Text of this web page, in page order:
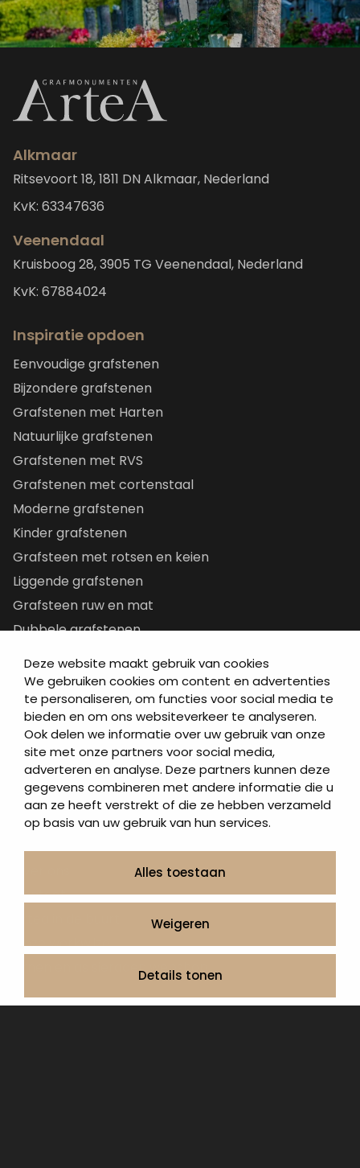
Deze website maakt gebruik van cookies
We gebruiken cookies om content en advertenties
te personaliseren, om functies voor social media te
bieden en om ons websiteverkeer te analyseren.
Ook delen we informatie over uw gebruik van onze
site met onze partners voor social media,
adverteren en analyse. Deze partners kunnen deze
gegevens combineren met andere informatie die u
aan ze heeft verstrekt of die ze hebben verzameld
op basis van uw gebruik van hun services.
Alles toestaan
Weigeren
Details tonen
Alkmaar
Ritsevoort 18, 1811 DN Alkmaar, Nederland
KvK: 63347636
Veenendaal
Kruisboog 28, 3905 TG Veenendaal, Nederland
KvK: 67884024
Inspiratie opdoen
Eenvoudige grafstenen
Bijzondere grafstenen
Grafstenen met Harten
Natuurlijke grafstenen
Grafstenen met RVS
Grafstenen met cortenstaal
Moderne grafstenen
Kinder grafstenen
Grafsteen met rotsen en keien
Liggende grafstenen
Grafsteen ruw en mat
Dubbele grafstenen
Letterplaten
Grafzerken kopen
Direct naar
Grafstenen
As artikelen
Urngrafmonumenten
Informatie
Contact
Onze werkwijze
Urnen en as sieraden webshop
Volg ons op: